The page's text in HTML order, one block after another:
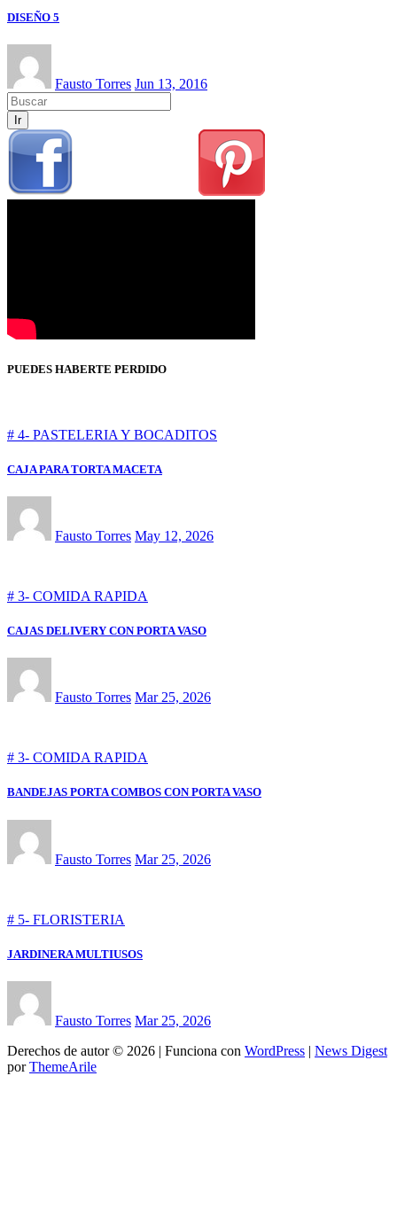
DISEÑO 5
Fausto Torres Jun 13, 2016
Ir
PUEDES HABERTE PERDIDO
# 4- PASTELERIA Y BOCADITOS
CAJA PARA TORTA MACETA
Fausto Torres May 12, 2026
# 3- COMIDA RAPIDA
CAJAS DELIVERY CON PORTA VASO
Fausto Torres Mar 25, 2026
# 3- COMIDA RAPIDA
BANDEJAS PORTA COMBOS CON PORTA VASO
Fausto Torres Mar 25, 2026
# 5- FLORISTERIA
JARDINERA MULTIUSOS
Fausto Torres Mar 25, 2026
Derechos de autor © 2026 | Funciona con WordPress | News Digest
porThemeArile